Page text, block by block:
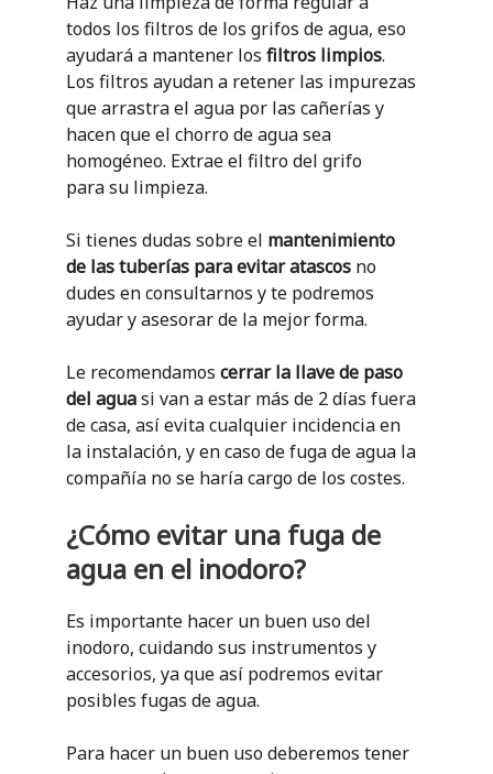
todos los filtros de los grifos de agua, eso
ayudará a mantener los filtros limpios.
Los filtros ayudan a retener las impurezas
que arrastra el agua por las cañerías y
hacen que el chorro de agua sea
homogéneo. Extrae el filtro del grifo
para su limpieza.
Si tienes dudas sobre el mantenimiento
de las tuberías para evitar atascos no
dudes en consultarnos y te podremos
ayudar y asesorar de la mejor forma.
Le recomendamos cerrar la llave de paso
del aguasi van a estar más de 2 días fuera
de casa, así evita cualquier incidencia en
la instalación, y en caso de fuga de agua la
compañía no se haría cargo de los costes.
¿Cómo evitar una fuga de
agua en el inodoro?
Es importante hacer un buen uso del
inodoro, cuidando sus instrumentos y
accesorios, ya que así podremos evitar
posibles fugas de agua.
Para hacer un buen uso deberemos tener